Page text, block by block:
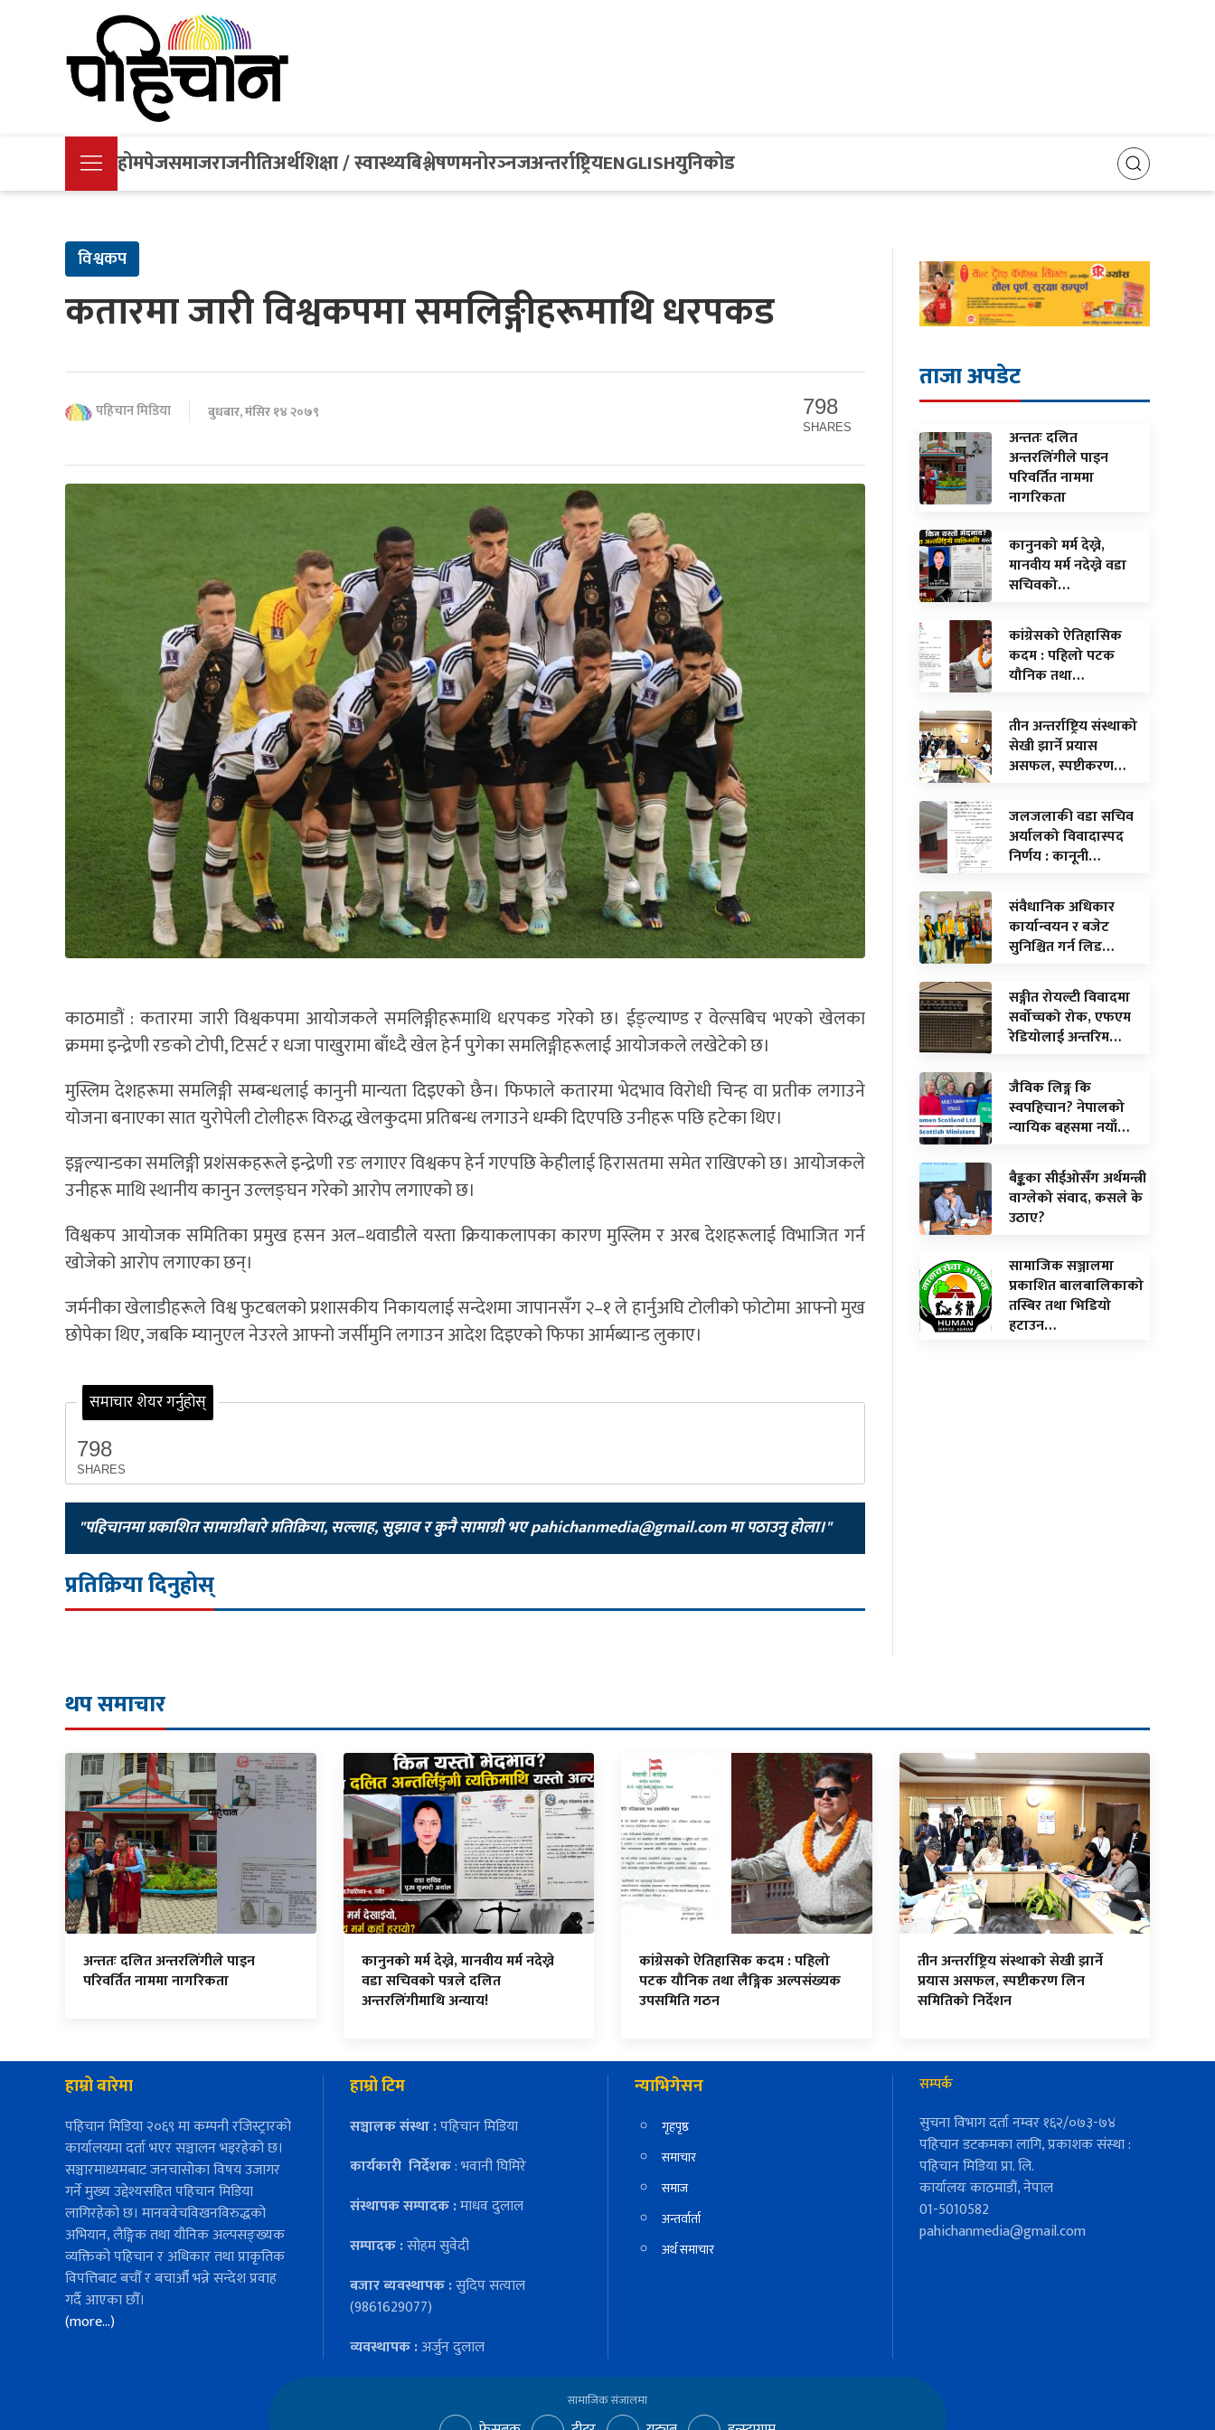
होमपेजसमाजराजनीतिअर्थशिक्षा / स्वास्थ्यबिश्लेषणमनोरञ्नजअन्तर्राष्ट्रियENGLISHयुनिकोड
विश्वकप
कतारमा जारी विश्वकपमा समलिङ्गीहरूमाथि धरपकड
पहिचान मिडिया बुधबार, मंसिर १४ २०७९ 798
SHARES
काठमाडौं : कतारमा जारी विश्वकपमा आयोजकले समलिङ्गीहरूमाथि धरपकड गरेको छ। ईङ्ल्याण्ड र वेल्सबिच भएको खेलका
क्रममा इन्द्रेणी रङको टोपी, टिसर्ट र धजा पाखुरामा बाँध्दै खेल हेर्न पुगेका समलिङ्गीहरूलाई आयोजकले लखेटेको छ।
मुस्लिम देशहरूमा समलिङ्गी सम्बन्धलाई कानुनी मान्यता दिइएको छैन। फिफाले कतारमा भेदभाव विरोधी चिन्ह वा प्रतीक लगाउने
योजना बनाएका सात युरोपेली टोलीहरू विरुद्ध खेलकुदमा प्रतिबन्ध लगाउने धम्की दिएपछि उनीहरू पछि हटेका थिए।
इङ्गल्यान्डका समलिङ्गी प्रशंसकहरूले इन्द्रेणी रङ लगाएर विश्वकप हेर्न गएपछि केहीलाई हिरासतमा समेत राखिएको छ। आयोजकले
उनीहरू माथि स्थानीय कानुन उल्लङ्घन गरेको आरोप लगाएको छ।
विश्वकप आयोजक समितिका प्रमुख हसन अल–थवाडीले यस्ता क्रियाकलापका कारण मुस्लिम र अरब देशहरूलाई विभाजित गर्न
खोजेको आरोप लगाएका छन्।
जर्मनीका खेलाडीहरूले विश्व फुटबलको प्रशासकीय निकायलाई सन्देशमा जापानसँग २–१ ले हार्नुअघि टोलीको फोटोमा आफ्नो मुख
छोपेका थिए, जबकि म्यानुएल नेउरले आफ्नो जर्सीमुनि लगाउन आदेश दिइएको फिफा आर्मब्यान्ड लुकाए।
समाचार शेयर गर्नुहोस्
798
SHARES
"पहिचानमा प्रकाशित सामाग्रीबारे प्रतिक्रिया, सल्लाह, सुझाव र कुनै सामाग्री भएpahichanmedia@gmail.comमा पठाउनु होला।"
प्रतिक्रिया दिनुहोस्
ताजा अपडेट
अन्ततः दलित
अन्तरलिंगीले पाइन
परिवर्तित नाममा
नागरिकता
कानुनको मर्म देख्ने,
मानवीय मर्म नदेख्ने वडा
सचिवको…
कांग्रेसको ऐतिहासिक
कदम : पहिलो पटक
यौनिक तथा…
तीन अन्तर्राष्ट्रिय संस्थाको
सेखी झार्ने प्रयास
असफल, स्पष्टीकरण…
जलजलाकी वडा सचिव
अर्यालको विवादास्पद
निर्णय : कानूनी…
संवैधानिक अधिकार
कार्यान्वयन र बजेट
सुनिश्चित गर्न लिड…
सङ्गीत रोयल्टी विवादमा
सर्वोच्चको रोक, एफएम
रेडियोलाई अन्तरिम…
जैविक लिङ्ग कि
स्वपहिचान? नेपालको
न्यायिक बहसमा नयाँ…
बैङ्कका सीईओसँग अर्थमन्त्री
वाग्लेको संवाद, कसले के
उठाए?
सामाजिक सञ्जालमा
प्रकाशित बालबालिकाको
तस्बिर तथा भिडियो
हटाउन…
थप समाचार
अन्ततः दलित अन्तरलिंगीले पाइन
परिवर्तित नाममा नागरिकता
कानुनको मर्म देख्ने, मानवीय मर्म नदेख्ने
वडा सचिवको पत्रले दलित
अन्तरलिंगीमाथि अन्याय!
कांग्रेसको ऐतिहासिक कदम : पहिलो
पटक यौनिक तथा लैङ्गिक अल्पसंख्यक
उपसमिति गठन
तीन अन्तर्राष्ट्रिय संस्थाको सेखी झार्ने
प्रयास असफल, स्पष्टीकरण लिन
समितिको निर्देशन
हाम्रो बारेमा
पहिचान मिडिया २०६९ मा कम्पनी रजिस्ट्रारको
कार्यालयमा दर्ता भएर सञ्चालन भइरहेको छ।
सञ्चारमाध्यमबाट जनचासोका विषय उजागर
गर्ने मुख्य उद्देश्यसहित पहिचान मिडिया
लागिरहेको छ। मानववेचविखनविरुद्धको
अभियान, लैङ्गिक तथा यौनिक अल्पसङ्ख्यक
व्यक्तिको पहिचान र अधिकार तथा प्राकृतिक
विपत्तिबाट बचौँ र बचाऔँ भन्ने सन्देश प्रवाह
गर्दै आएका छौँ।
(more…)
हाम्रो टिम
सञ्चालक संस्था :पहिचान मिडिया
कार्यकारी निर्देशक: भवानी घिमिरे
संस्थापक सम्पादक :माधव दुलाल
सम्पादक :सोहम सुवेदी
बजार ब्यवस्थापक :सुदिप सत्याल
(9861629077)
व्यवस्थापक :अर्जुन दुलाल
न्याभिगेसन
गृहपृष्ठ
समाचार
समाज
अन्तर्वार्ता
अर्थ समाचार
सम्पर्क
सुचना विभाग दर्ता नम्वर १६२/०७३-७४
पहिचान डटकमका लागि, प्रकाशक संस्था :
पहिचान मिडिया प्रा. लि.
कार्यालयः काठमाडौं, नेपाल
01-5010582
pahichanmedia@gmail.com
सामाजिक संजालमा